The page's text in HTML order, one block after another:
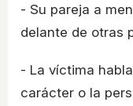
- Su pareja a
delante de otras
- La víctima
carácter o la